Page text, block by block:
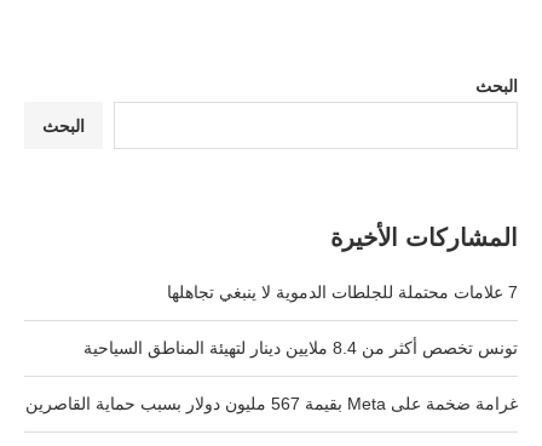
البحث
البحث
المشاركات الأخيرة
7 علامات محتملة للجلطات الدموية لا ينبغي تجاهلها
تونس تخصص أكثر من 8.4 ملايين دينار لتهيئة المناطق السياحية
غرامة ضخمة على Meta بقيمة 567 مليون دولار بسبب حماية القاصرين